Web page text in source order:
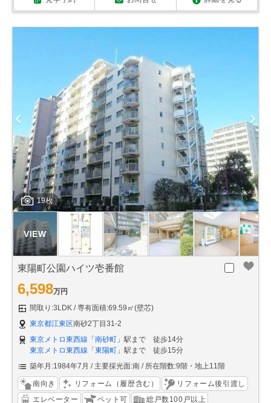
19枚
東陽町公園ハイツ壱番館
6,598万円
間取り:3LDK
専有面積:69.59㎡(壁芯)
東京都江東区南砂2丁目31-2
東京メトロ東西線 「 南砂町 」駅まで 徒歩14分
東京メトロ東西線 「 東陽町 」駅まで 徒歩15分
築年月:1984年7月
主要採光面:南 所在階数:9階・地上11階
南向き リフォーム（履歴含む）
リフォーム後引渡し
エレベーター
ペット可 総戸数100戸以上